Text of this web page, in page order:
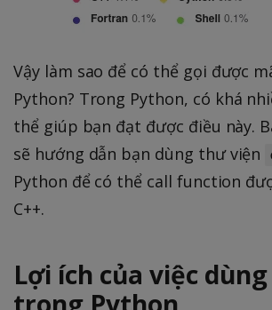
Vậy làm sao để có thể gọi được
Python? Trong Python, có khá
thể giúp bạn đạt được điều này.
sẽ hướng dẫn bạn dùng thư viện
Python để có thể call function
C++.
Lợi ích của việc